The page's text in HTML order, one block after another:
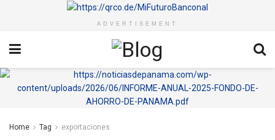
ADVERTISEMENT
Home Tag exportaciones